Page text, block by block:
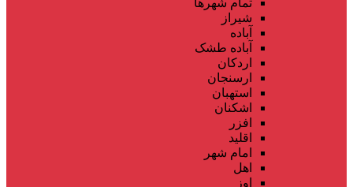
شیراز
آباده
آباده طشک
اردکان
ارسنجان
استهبان
اشکنان
افزر
اقلید
امام شهر
اهل
اوز